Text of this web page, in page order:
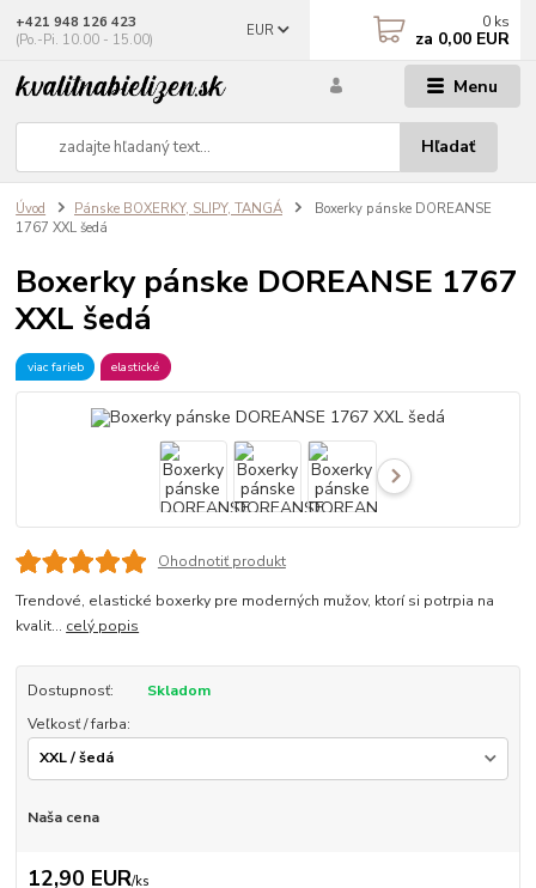
Menu
EUR
Hľadať
+421 948 126 423
(Po.-Pi. 10.00 - 15.00)
0 ks
za 0,00 EUR
Úvod Pánske BOXERKY, SLIPY, TANGÁ
Boxerky pánske DOREANSE
1767 XXL šedá
Boxerky pánske DOREANSE 1767
XXL šedá
viac farieb elastické
Ohodnotiť produkt
Trendové, elastické boxerky pre moderných mužov, ktorí si potrpia na
kvalit... celý popis
Dostupnosť:
Skladom
Veľkosť / farba:
Naša cena
12,90 EUR/ks